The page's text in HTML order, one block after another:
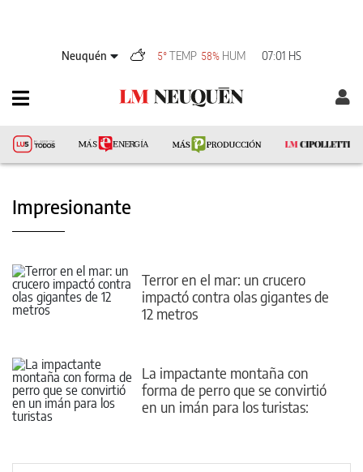
Neuquén 5° TEMP 58% HUM 07:01 HS
Impresionante
Terror en el mar: un crucero
impactó contra olas gigantes de
12 metros
La impactante montaña con
forma de perro que se convirtió
en un imán para los turistas: